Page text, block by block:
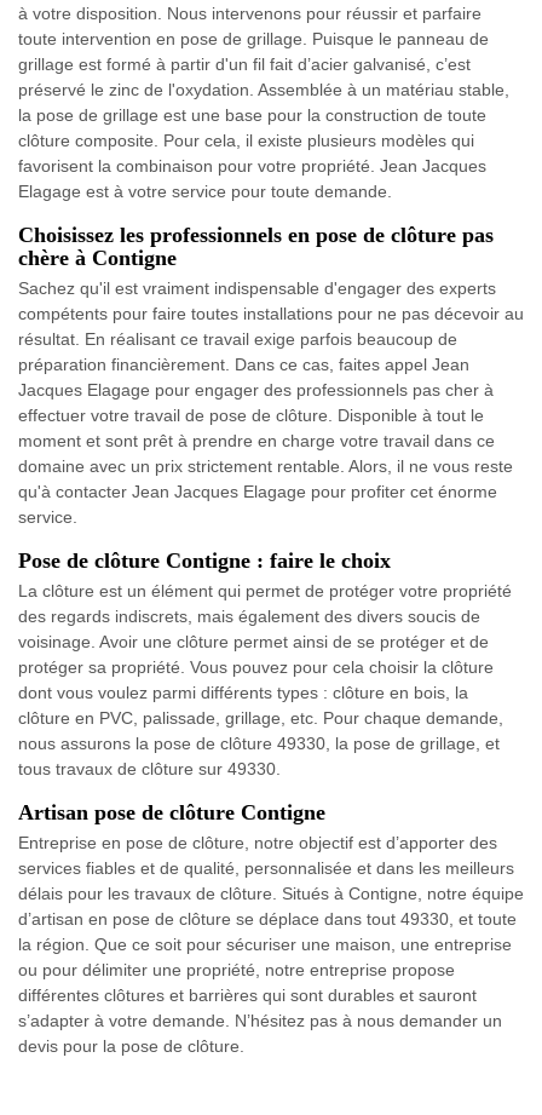
à votre disposition. Nous intervenons pour réussir et parfaire
toute intervention en pose de grillage. Puisque le panneau de
grillage est formé à partir d'un fil fait d’acier galvanisé, c’est
préservé le zinc de l'oxydation. Assemblée à un matériau stable,
la pose de grillage est une base pour la construction de toute
clôture composite. Pour cela, il existe plusieurs modèles qui
favorisent la combinaison pour votre propriété. Jean Jacques
Elagage est à votre service pour toute demande.
Choisissez les professionnels en pose de clôture pas
chère à Contigne
Sachez qu'il est vraiment indispensable d'engager des experts
compétents pour faire toutes installations pour ne pas décevoir au
résultat. En réalisant ce travail exige parfois beaucoup de
préparation financièrement. Dans ce cas, faites appel Jean
Jacques Elagage pour engager des professionnels pas cher à
effectuer votre travail de pose de clôture. Disponible à tout le
moment et sont prêt à prendre en charge votre travail dans ce
domaine avec un prix strictement rentable. Alors, il ne vous reste
qu'à contacter Jean Jacques Elagage pour profiter cet énorme
service.
Pose de clôture Contigne : faire le choix
La clôture est un élément qui permet de protéger votre propriété
des regards indiscrets, mais également des divers soucis de
voisinage. Avoir une clôture permet ainsi de se protéger et de
protéger sa propriété. Vous pouvez pour cela choisir la clôture
dont vous voulez parmi différents types : clôture en bois, la
clôture en PVC, palissade, grillage, etc. Pour chaque demande,
nous assurons la pose de clôture 49330, la pose de grillage, et
tous travaux de clôture sur 49330.
Artisan pose de clôture Contigne
Entreprise en pose de clôture, notre objectif est d’apporter des
services fiables et de qualité, personnalisée et dans les meilleurs
délais pour les travaux de clôture. Situés à Contigne, notre équipe
d’artisan en pose de clôture se déplace dans tout 49330, et toute
la région. Que ce soit pour sécuriser une maison, une entreprise
ou pour délimiter une propriété, notre entreprise propose
différentes clôtures et barrières qui sont durables et sauront
s’adapter à votre demande. N’hésitez pas à nous demander un
devis pour la pose de clôture.